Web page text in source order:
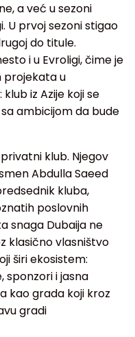
a već u sezoni
U prvoj sezoni stigao
do titule.
i u Evroligi, čime je
projekata u
iz Azije koji se
ambicijom da bude
klub. Njegov
Abdulla Saeed
kluba,
poslovnih
snaga Dubaija ne
klasično vlasništvo
širi ekosistem:
sponzori i jasna
kao grada koji kroz
gradi